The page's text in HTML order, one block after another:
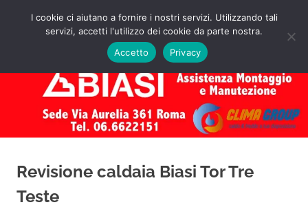
Assistenza
Caldaie
Biasi
Roma
Preventivo!
MENU
Revisione caldaia Biasi Tor Tre
Teste
I cookie ci aiutano a fornire i nostri servizi. Utilizzando tali
servizi, accetti l'utilizzo dei cookie da parte nostra.
Accetto
Privacy